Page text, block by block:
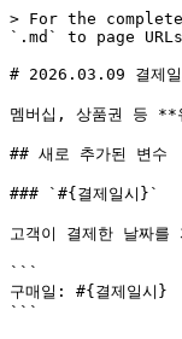
> For the
`.md` to page
# 2026.03.09 결제
멤버십, 상품권 등 **
## 새로 추가된 변수
### `#{결제일시}`
고객이 결제한 날짜를
```
구매일: #{결제일시}
```